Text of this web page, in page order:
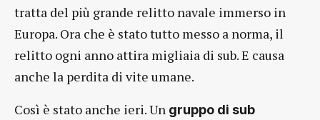
tratta del più grande relitto navale immerso in
Europa. Ora che è stato tutto messo a norma, il
relitto ogni anno attira migliaia di sub. E causa
anche la perdita di vite umane.
Così è stato anche ieri. Un gruppo di sub